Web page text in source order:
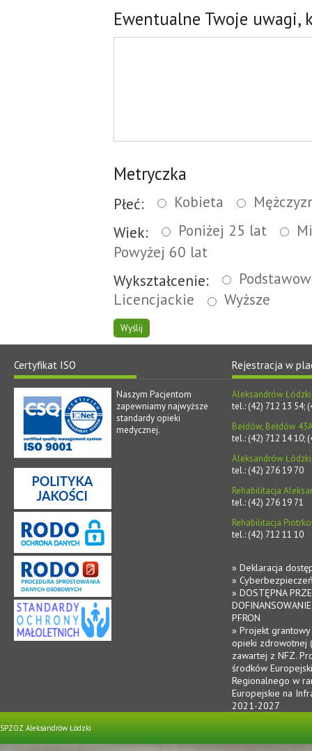
Ewentualne Twoje uwagi,
Metryczka
Płeć: Kobieta
Wiek:
Poniżej 25 lat
Powyżej 60 lat
Wykształcenie:
Licencjackie
Wyższe
Wyślij
Certyfikat ISO Rejestracja w
Naszym Pacjentom
zapewniamy najwyższe
standardy opieki
medycznej.
Aleksandrów
tel.: (42) 712 13 54;
Bełdów, Bełdów
tel.: (42) 712 14 10;
Aleksandrów
tel.: (42) 276 19 70
Rehabilitacja
tel.: (42) 276 19 71
Rehabilitacja
tel.: (42) 712 11 10
» Deklaracja
»
» DOSTĘPNA
PFRON
» Projekt
opieki zdrowotnej
zawartej z NFZ.
środków
Regionalnego w
Europejskie na
2021-2027
SPZOZ Aleksandrów Łódzki